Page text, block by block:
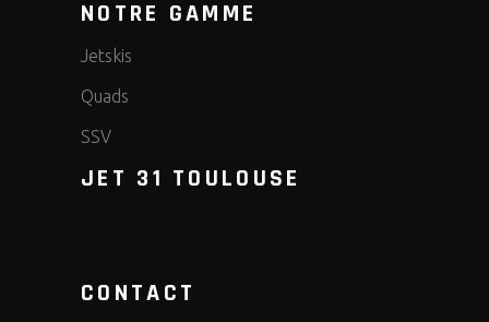
NOTRE GAMME
Jetskis
Quads
SSV
JET 31 TOULOUSE
CONTACT